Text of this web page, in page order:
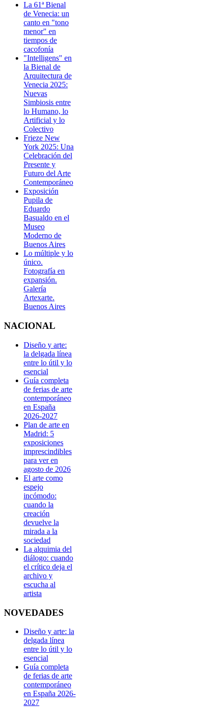
La 61ª Bienal
de Venecia: un
canto en "tono
menor" en
tiempos de
cacofonía
"Intelligens" en
la Bienal de
Arquitectura de
Venecia 2025:
Nuevas
Simbiosis entre
lo Humano, lo
Artificial y lo
Colectivo
Frieze New
York 2025: Una
Celebración del
Presente y
Futuro del Arte
Contemporáneo
Exposición
Pupila de
Eduardo
Basualdo en el
Museo
Moderno de
Buenos Aires
Lo múltiple y lo
único.
Fotografía en
expansión.
Galería
Artexarte.
Buenos Aires
NACIONAL
Diseño y arte:
la delgada línea
entre lo útil y lo
esencial
Guía completa
de ferias de arte
contemporáneo
en España
2026-2027
Plan de arte en
Madrid: 5
exposiciones
imprescindibles
para ver en
agosto de 2026
El arte como
espejo
incómodo:
cuando la
creación
devuelve la
mirada a la
sociedad
La alquimia del
diálogo: cuando
el crítico deja el
archivo y
escucha al
artista
NOVEDADES
Diseño y arte: la
delgada línea
entre lo útil y lo
esencial
Guía completa
de ferias de arte
contemporáneo
en España 2026-
2027